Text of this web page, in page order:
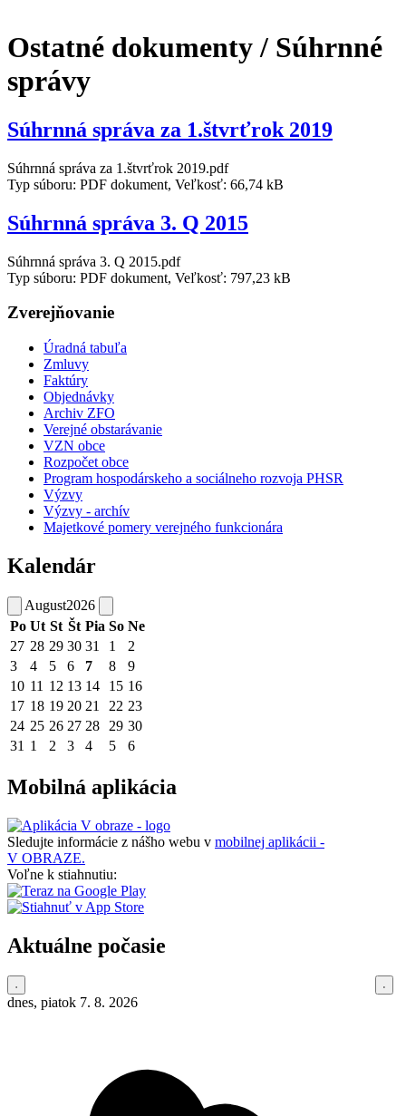
Ostatné dokumenty / Súhrnné
správy
Súhrnná správa za 1.štvrťrok 2019
Súhrnná správa za 1.štvrťrok 2019.pdf
Typ súboru: PDF dokument, Veľkosť: 66,74 kB
Súhrnná správa 3. Q 2015
Súhrnná správa 3. Q 2015.pdf
Typ súboru: PDF dokument, Veľkosť: 797,23 kB
Zverejňovanie
Úradná tabuľa
Zmluvy
Faktúry
Objednávky
Archiv ZFO
Verejné obstarávanie
VZN obce
Rozpočet obce
Program hospodárskeho a sociálneho rozvoja PHSR
Výzvy
Výzvy - archív
Majetkové pomery verejného funkcionára
Kalendár
August2026
Po Ut St Št Pia So Ne
27 28 29 30 31 1
2
3
4 5 6 7 8
9
10 11 12 13 14 15 16
17 18 19 20 21 22 23
24 25 26 27 28 29 30
31 1 2 3 4 5 6
Mobilná aplikácia
Sledujte informácie z nášho webu v mobilnej aplikácii -
V OBRAZE.
Voľne k stiahnutiu:
Aktuálne počasie
dnes, piatok 7. 8. 2026